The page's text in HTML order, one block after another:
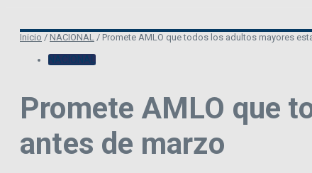
Inicio / NACIONAL / Promete AMLO que todos los adultos mayores
NACIONAL
Promete AMLO que
antes de marzo